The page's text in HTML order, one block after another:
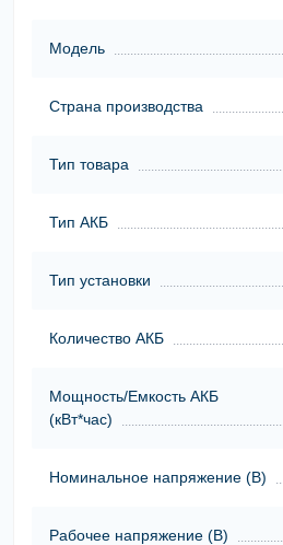
Модель
Страна производства
Тип товара
Тип АКБ
Тип установки
Количество АКБ
Мощность/Емкость АКБ
(кВт*час)
Номинальное напряжение (В)
Рабочее напряжение (В)